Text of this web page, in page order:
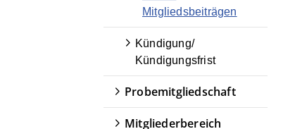
Mitgliedsbeiträgen
Kündigung/
Kündigungsfrist
Probemitgliedschaft
Mitgliederbereich
QUICKLINKS